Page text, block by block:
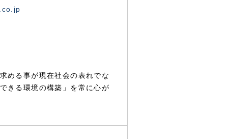
める事が現在社会の表れでな
きる環境の構築」を常に心が